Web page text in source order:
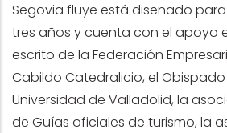
Segovia fluye está diseñado
tres años y cuenta con el apoyo
escrito de la Federación
Cabildo Catedralicio, el
Universidad de Valladolid, la
de Guías oficiales de turismo, la